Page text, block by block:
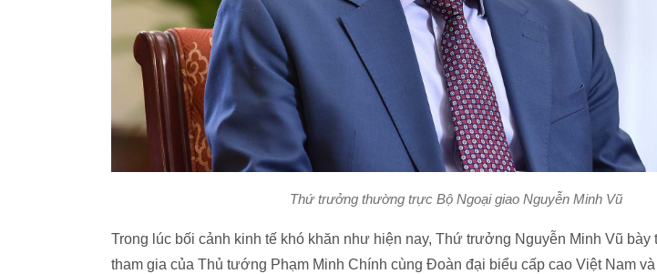
Thứ trưởng thường trực Bộ Ngoại giao Nguyễn Minh Vũ
Trong lúc bối cảnh kinh tế khó khăn như hiện nay, Thứ trưởng Nguyễn Minh Vũ
tham gia của Thủ tướng Phạm Minh Chính cùng Đoàn đại biểu cấp cao Việt Nam